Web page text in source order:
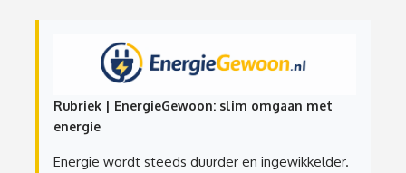
Rubriek | EnergieGewoon: slim omgaan met
energie
Energie wordt steeds duurder en ingewikkelder.